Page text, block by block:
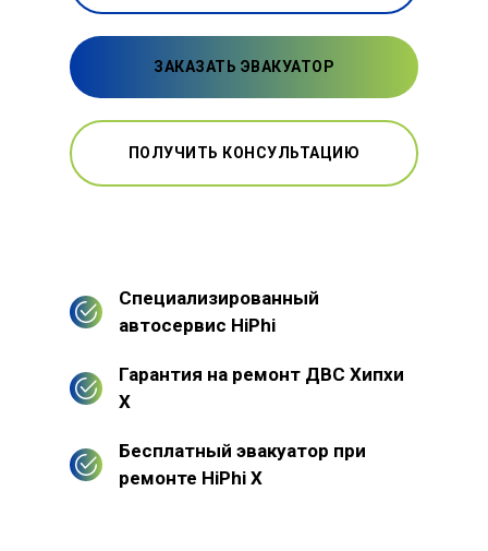
ЗАКАЗАТЬ ЭВАКУАТОР
ПОЛУЧИТЬ КОНСУЛЬТАЦИЮ
Специализированный
автосервис HiPhi
Гарантия на ремонт ДВС Хипхи
X
Бесплатный эвакуатор при
ремонте HiPhi X